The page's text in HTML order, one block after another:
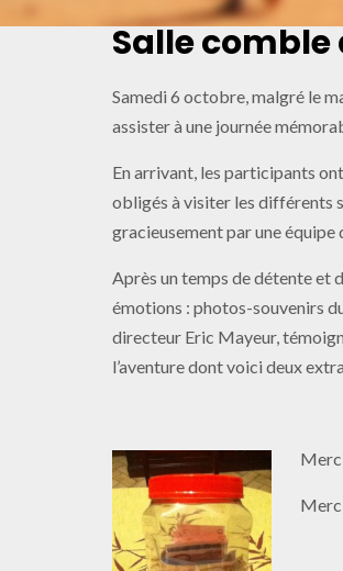
Salle comble
Samedi 6 octobre, malgré le
assister à une journée
En arrivant, les participants
obligés à visiter les différents
gracieusement par une équipe
Après un temps de détente et
émotions : photos-souvenirs
directeur Eric Mayeur,
l’aventure dont voici deux